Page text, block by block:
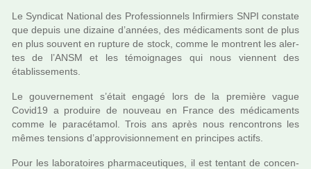
Le Syndicat National des Professionnels Infirmiers SNPI cons­tate
que depuis une dizaine d’années, des médi­ca­ments sont de plus
en plus sou­­vent en rup­­ture de stock, comme le mon­­trent les aler­­
tes de l’ANSM et les témoi­­gna­­ges qui nous vien­­nent des
établissements.
Le gou­ver­ne­ment s’était engagé lors de la pre­mière vague
Covid19 a pro­duire de nou­veau en France des médi­ca­ments
comme le para­cé­ta­mol. Trois ans après nous ren­controns les
mêmes ten­sions d’appro­vi­sion­ne­ment en prin­ci­pes actifs.
Pour les labo­ra­toi­res phar­ma­ceu­ti­ques, il est ten­tant de concen­